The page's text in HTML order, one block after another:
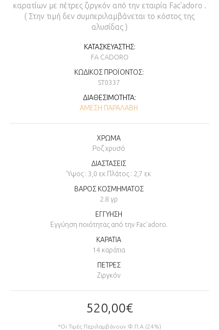
καρατίων με πέτρες ζιργκόν από την εταιρία Fac'adoro .
( Στην τιμή δεν συμπεριλαμβάνεται το κόστος της
αλυσίδας )
ΚΑΤΑΣΚΕΥΑΣΤΉΣ:
FA CADORO
ΚΩΔΙΚΌΣ ΠΡΟΪΌΝΤΟΣ:
ST0337
ΔΙΑΘΕΣΙΜΌΤΗΤΑ:
ΆΜΕΣΗ ΠΑΡΑΛΑΒΉ
ΧΡΩΜΑ
Ροζ χρυσό
ΔΙΑΣΤΑΣΕΙΣ
Ύψος : 3,0 εκ Πλάτος : 2,7 εκ
ΒΑΡΟΣ ΚΟΣΜΗΜΑΤΟΣ
2.8 γρ
ΕΓΓΥΗΣΗ
Εγγύηση ποιότητας από την Fac'adoro.
ΚΑΡΑΤΙΑ
14 καράτια
ΠΕΤΡΕΣ
Ζιργκόν
520,00€
*Οι Τιμές Περιλαμβάνουν Φ.Π.Α.(24%)